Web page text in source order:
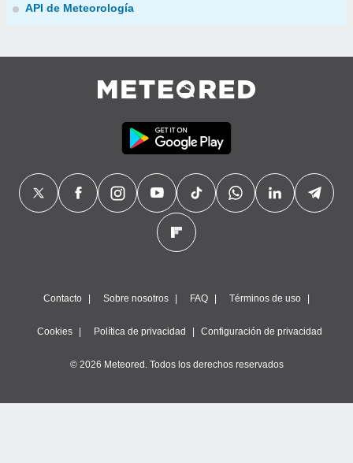
API de Meteorología
Contacto Sobre nosotros FAQ Términos de uso
Cookies Política de privacidad Configuración de privacidad
© 2026 Meteored. Todos los derechos reservados